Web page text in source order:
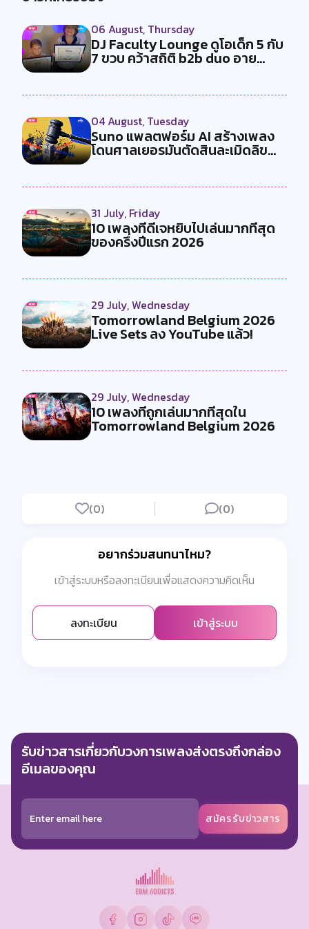
06 August, Thursday
DJ Faculty Lounge ดูโอเด็ก 5 กับ
7 ขวบ คว้าสถิติ b2b duo อาย...
04 August, Tuesday
Suno แพลตฟอร์ม AI สร้างเพลง
โดนศาลเยอรมันตัดสินละเมิดลิข
31 July, Friday
10 เพลงที่ดีเจหยิบไปเล่นมากที่สุด
ของครึ่งปีแรก 2026
29 July, Wednesday
Tomorrowland Belgium 2026
Live Sets ลง YouTube แล้ว!
29 July, Wednesday
10 เพลงที่ถูกเล่นมากที่สุดใน
Tomorrowland Belgium 2026
(0) (0)
อยากร่วมสนทนาไหม?
เข้าสู่ระบบหรือลงทะเบียนเพื่อแสดงความคิดเห็น
ลงทะเบียน เข้าสู่ระบบ
รับข่าวสารเกี่ยวกับวงการเพลงส่งตรงถึงกล่อง
อีเมลของคุณ
สมัครรับข่าวสาร